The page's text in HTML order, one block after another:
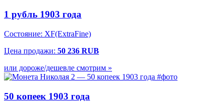
1 рубль 1903 года
Состояние: XF(ExtraFine)
Цена продажи: 50 236 RUB
или дороже/дешевле смотрим »
50 копеек 1903 года